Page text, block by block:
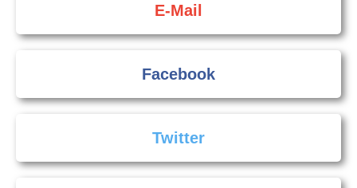
E-Mail
Facebook
Twitter